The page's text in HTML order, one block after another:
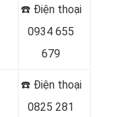
☎️ Điện thoại
0934 655
679
☎️ Điện thoại
0825 281